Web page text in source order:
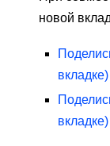
новой
вкладке)
вкладке)